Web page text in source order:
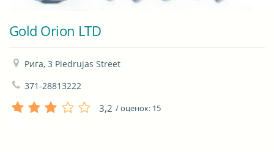
Gold Orion LTD
Рига, 3 Piedrujas Street
371-28813222
3,2 / оценок: 15